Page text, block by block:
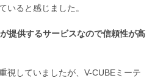
いると感じました。
提供するサービスなので信頼性が高
視していましたが、V-CUBEミーテ